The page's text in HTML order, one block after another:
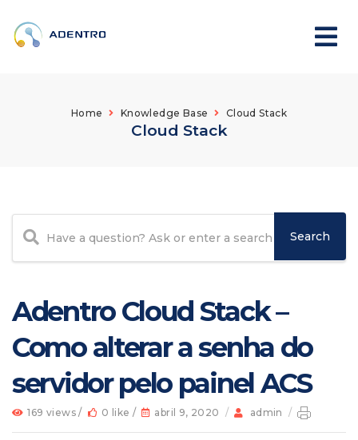
Home Knowledge Base Cloud Stack
Cloud Stack
Adentro Cloud Stack –
Como alterar a senha do
servidor pelo painel ACS
169 views / 0 like / abril 9, 2020 / admin /